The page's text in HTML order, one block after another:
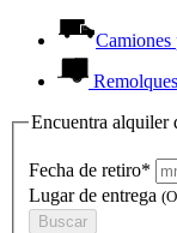
Camiones
Encuentra alquiler
Fecha de retiro*
Lugar de entrega
Buscar